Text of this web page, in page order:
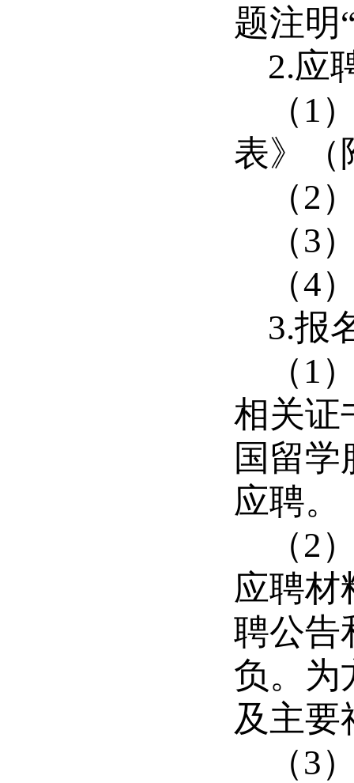
题注明
2.应
（ 1
表》（
（2
（3
（4
3.报
（ 1
相关证
国留
应聘。
（2
应聘材
聘公告
负。为
及主要
（3